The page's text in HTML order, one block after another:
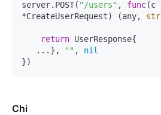
server.POST( "/users" , func(c
*CreateUserRequest)
(any,
return UserResponse{
   ...},
"" , nil
Chi